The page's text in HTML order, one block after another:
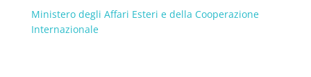
Ministero degli Affari Esteri e della Cooperazione
Internazionale